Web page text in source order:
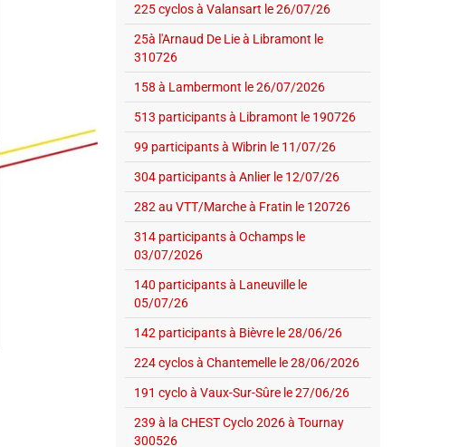
225 cyclos à Valansart le 26/07/26
25à l'Arnaud De Lie à Libramont le
310726
158 à Lambermont le 26/07/2026
513 participants à Libramont le 190726
99 participants à Wibrin le 11/07/26
304 participants à Anlier le 12/07/26
282 au VTT/Marche à Fratin le 120726
314 participants à Ochamps le
03/07/2026
140 participants à Laneuville le
05/07/26
142 participants à Bièvre le 28/06/26
224 cyclos à Chantemelle le 28/06/2026
191 cyclo à Vaux-Sur-Sûre le 27/06/26
239 à la CHEST Cyclo 2026 à Tournay
300526